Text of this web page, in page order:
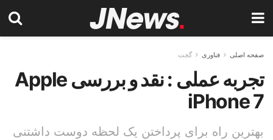
صفحه اصلی فناوری گجت
تجربه عملی : نقد و بررسی Apple
iPhone 7
بهترین راه برای پرداختن یک لحظه دوست داشتنی